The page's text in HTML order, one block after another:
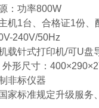
：功率800W
机1台、合格证1份、
240V/50Hz
载针式打印机/可U盘
形尺寸：
非标仪器
家标准规定升级服务